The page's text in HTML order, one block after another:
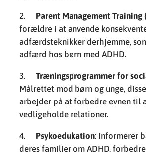
Parent Management Training
forældre i at anvende
adfærdsteknikker derhjemme,
adfærd hos børn med ADHD.
Træningsprogrammer for
Målrettet mod børn og unge,
arbejder på at forbedre evnen til
vedligeholde relationer.
Psykoedukation: Informerer
deres familier om ADHD,